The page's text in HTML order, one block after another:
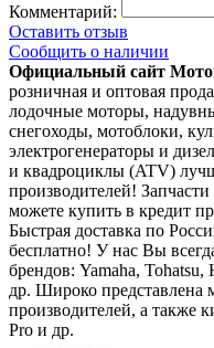
Комментарий:
Оставить отзыв
Сообщить о наличии
Официальный сайт
розничная и оптовая
лодочные моторы,
снегоходы, мотоблоки,
электрогенераторы и
и квадроциклы (ATV)
производителей!
можете купить в кредит
Быстрая доставка по
бесплатно! У нас Вы
брендов: Yamaha,
др. Широко представлена
производителей, а также
Pro и др.